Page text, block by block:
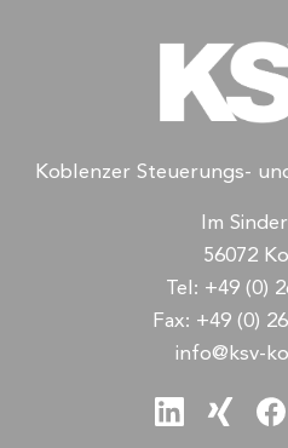
Koblenzer Steuerungs-
Im
56072
Tel: +49 (0)
Fax: +49 (0)
info@ksv-